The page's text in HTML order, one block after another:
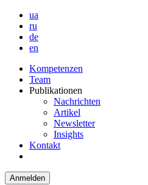
ua
ru
de
en
Kompetenzen
Team
Publikationen
Nachrichten
Artikel
Newsletter
Insights
Kontakt
Anmelden